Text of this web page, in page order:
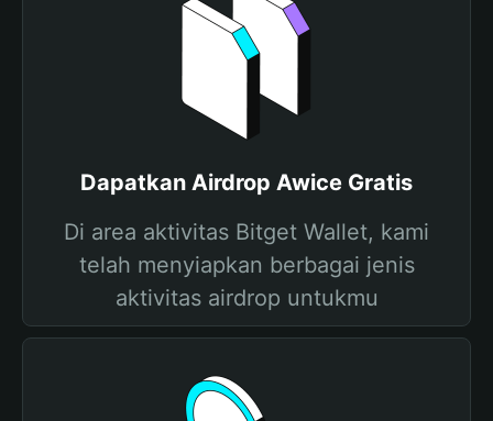
Dapatkan Airdrop Awice Gratis
Di area aktivitas Bitget Wallet, kami
telah menyiapkan berbagai jenis
aktivitas airdrop untukmu